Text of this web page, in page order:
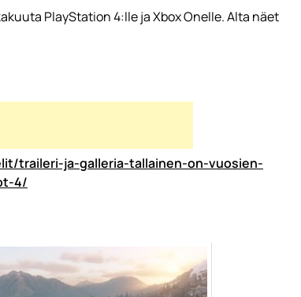
PlayStation 4:lle ja Xbox Onelle. Alta näet
traileri-ja-galleria-tallainen-on-vuosien-
4/